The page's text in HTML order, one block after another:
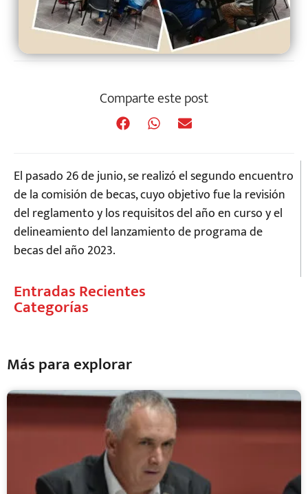
Comparte este post
El pasado 26 de junio, se realizó el segundo encuentro
de la comisión de becas, cuyo objetivo fue la revisión
del reglamento y los requisitos del año en curso y el
delineamiento del lanzamiento de programa de
becas del año 2023.
Entradas Recientes
Categorías
Más para explorar